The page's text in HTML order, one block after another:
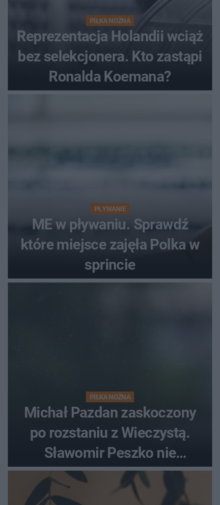
PIŁKA NOŻNA
Reprezentacja Holandii wciąż
bez selekcjonera. Kto zastąpi
Ronalda Koemana?
PŁYWANIE
ME w pływaniu. Sprawdź
które miejsce zajęła Polka w
sprincie
PIŁKA NOŻNA
Michał Pazdan zaskoczony
po rozstaniu z Wieczystą.
Sławomir Peszko nie
dotrzymał słowa?